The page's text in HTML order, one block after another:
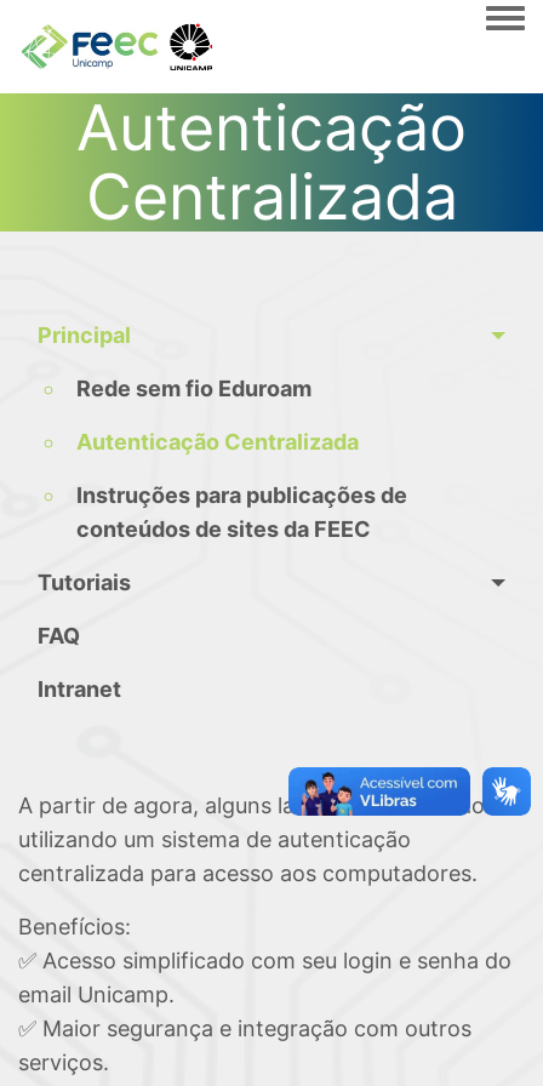
Autenticação
Centralizada
Principal
Rede sem fio Eduroam
Autenticação Centralizada
Instruções para publicações de
conteúdos de sites da FEEC
Tutoriais
FAQ
Intranet
A partir de agora, alguns laboratórios estarão
utilizando um sistema de autenticação
centralizada para acesso aos computadores.
Benefícios:
✅ Acesso simplificado com seu login e senha do
email Unicamp.
✅ Maior segurança e integração com outros
serviços.